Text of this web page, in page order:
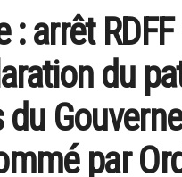
arrêt
du
par